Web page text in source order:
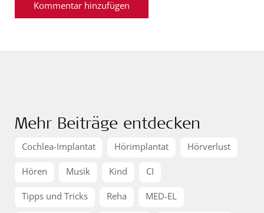
Mehr Beiträge entdecken
Cochlea-Implantat Hörimplantat Hörverlust
Hören Musik Kind CI
Tipps und Tricks Reha MED-EL